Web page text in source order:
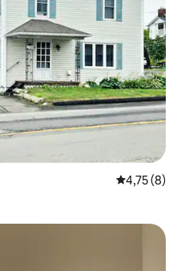
4,75 av 5 i
4,75 (8)